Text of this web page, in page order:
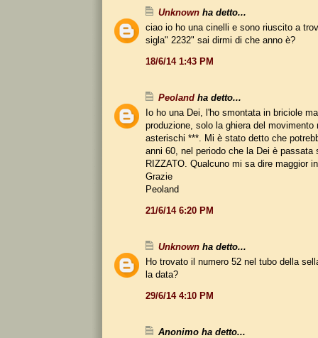
Unknown ha detto...
ciao io ho una cinelli e sono riuscito a
sigla" 2232" sai dirmi di che anno è?
18/6/14 1:43 PM
Peoland ha detto...
Io ho una Dei, l'ho smontata in briciole
produzione, solo la ghiera del
asterischi ***. Mi è stato detto che
anni 60, nel periodo che la Dei è passata
RIZZATO. Qualcuno mi sa dire maggior
Grazie
Peoland
21/6/14 6:20 PM
Unknown ha detto...
Ho trovato il numero 52 nel tubo della
la data?
29/6/14 4:10 PM
Anonimo ha detto...